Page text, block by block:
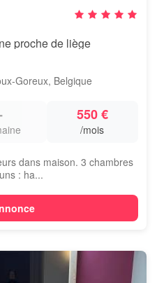
proche de liège
Goreux, Belgique
550 €
/mois
dans maison. 3 chambres
: ha...